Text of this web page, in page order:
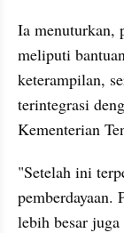
Ia menuturkan,
meliputi
keterampilan,
terintegrasi
Kementerian
"Setelah ini
pemberdayaan.
lebih besar